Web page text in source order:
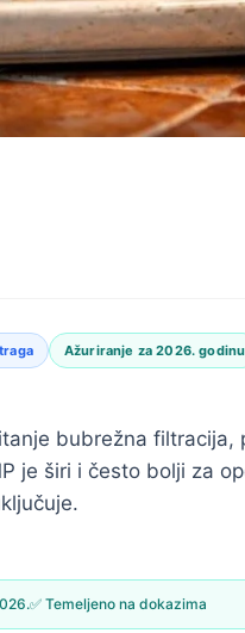
Ažuriranje za 2026. godinu
bubrežna filtracija,
je širi i često bolji za
✅ Temeljeno na dokazima